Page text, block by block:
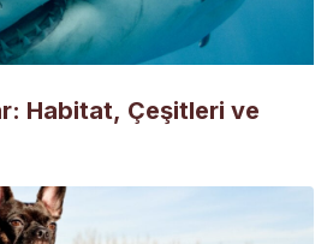
Habitat, Çeşitleri ve